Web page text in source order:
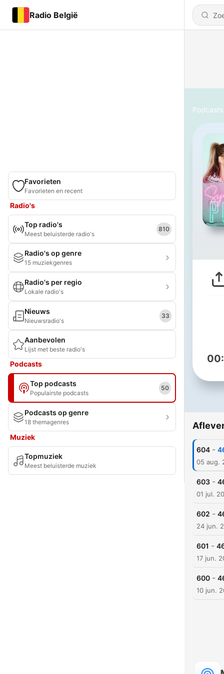
Radio België
Favorieten
Favorieten en recent
Radio's
Top radio's
Meest beluisterde radio's
810
Radio's op genre
15 muziekgenres
Radio's per regio
Lokale radio's
Nieuws
Nieuwsradio's
33
Aanbevolen
Lijst met beste radio's
Podcasts
Top podcasts
Populairste podcasts
50
Podcasts op genre
18 themagenres
Muziek
Topmuziek
Meest beluisterde muziek
Podcasts
604 -
05 aug.
603 -
01 jul.
602 -
24 jun.
601 -
17 jun.
600 -
10 jun.